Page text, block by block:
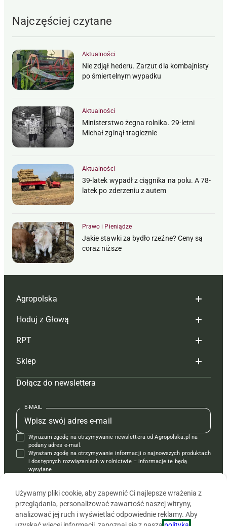
Najczęściej czytane
Aktualności
Nie zdjął hederu. Zarzut dla kombajnisty
po śmiertelnym wypadku
Aktualności
Ministerstwo żegna rolnika. 29-letni
Michał zginął tragicznie
Aktualności
39-latek wypadł z ciągnika na polu. A 78-
latek po zderzeniu z autem
Prawo i Pieniądze
Jakie stawki za bydło rzeźne? Ceny są
coraz niższe
Agropolska
Redakcja
Reklama
Tagi
Mapa serwisu
Kontakt
Regulamin
Polityka prywatności
Hoduj z Głową
Hoduj z głową bydło
Hoduj z głową świnie
Prenumerata
Redakcja
Kontakt
Reklama
RPT
Redakcja
Prenumerata
Reklama
Kontakt
Krzyżówki
Sklep
Czasopisma i prenumerata
Książki
Regulamin
Dołącz do newslettera
E-MAIL
Wyrażam zgodę na otrzymywanie newslettera od Agropolska.pl na
podany adres e-mail.
Wyrażam zgodę na otrzymywanie informacji o najnowszych produktach
i dostępnych rozwiązaniach w rolnictwie – informacje te będą
wysyłane
Używamy pliki cookie, aby zapewnić Ci najlepsze wrażenia z
przeglądania, personalizować zawartość naszej witryny,
analizować jej ruch i wyświetlać odpowiednie reklamy. Aby